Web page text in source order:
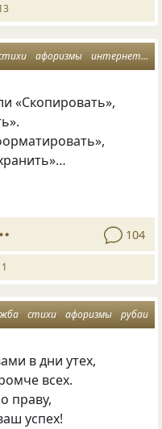
афоризмы интернет
«Скопировать»,
104
стихи афоризмы рубаи
в дни утех,
всех.
праву,
успех!